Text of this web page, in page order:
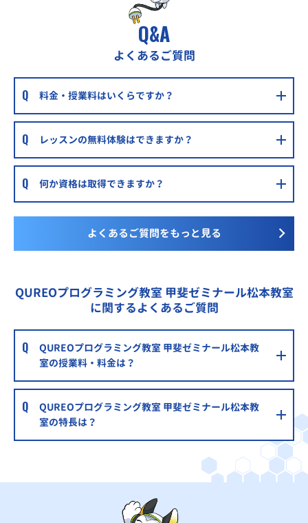
Q&A
よくあるご質問
料金・授業料はいくらですか？
レッスンの無料体験はできますか？
何か資格は取得できますか？
よくあるご質問をもっと見る
QUREOプログラミング教室 甲斐ゼミナール松本教室
に関するよくあるご質問
QUREOプログラミング教室 甲斐ゼミナール松本教
室の授業料・料金は？
QUREOプログラミング教室 甲斐ゼミナール松本教
室の特長は？